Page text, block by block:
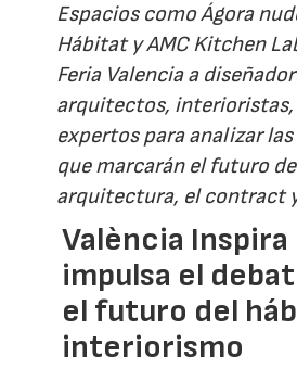
Espacios como Ágora
Hábitat y AMC Kitchen
Feria Valencia a
arquitectos, interioristas,
expertos para analizar
que marcarán el futuro
arquitectura, el contract
València Inspira
impulsa el
el futuro del
interiorismo